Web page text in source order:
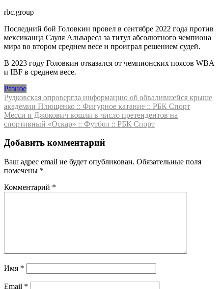
rbc.group
Последний бой Головкин провел в сентябре 2022 года против
мексиканца Сауля Альвареса за титул абсолютного чемпиона
мира во втором среднем весе и проиграл решением судей.
В 2023 году Головкин отказался от чемпионских поясов WBA
и IBF в среднем весе.
Разное
Навигация
по
записям
Рудковская опровергла информацию об обвалившейся крыше
академии Плющенко :: Фигурное катание :: РБК Спорт
Месси и Джокович вошли в число претендентов на
спортивный «Оскар» :: Футбол :: РБК Спорт
Добавить комментарий
Ваш адрес email не будет опубликован. Обязательные поля
помечены *
Комментарий *
Имя *
Email *